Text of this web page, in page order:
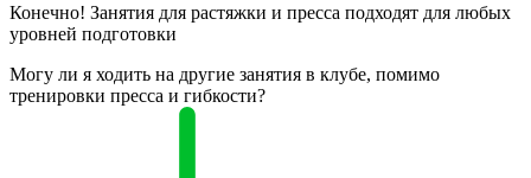
Конечно! Занятия для растяжки и пресса подходят для любых
уровней подготовки
Могу ли я ходить на другие занятия в клубе, помимо
тренировки пресса и гибкости?